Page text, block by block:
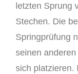
letzten Sprung
Stechen. Die
Springprüfung
seinen
sich platzieren.